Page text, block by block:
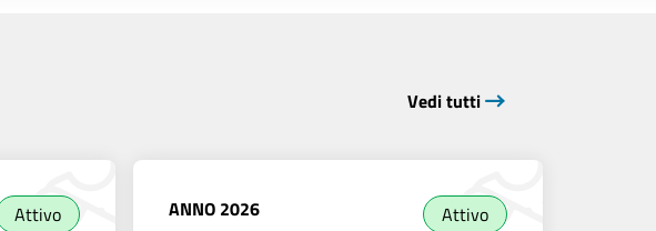
Vedi tutti
Attivo
ANNO 2026
Attivo